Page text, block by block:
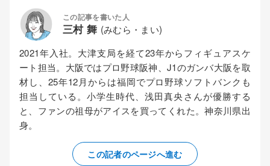
この記事を書いた人
三村 舞 (みむら・まい)
2021年入社。大津支局を経て23年からフィギュアスケ
ート担当。大阪ではプロ野球阪神、J1のガンバ大阪を取
材し、25年12月からは福岡でプロ野球ソフトバンクも
担当している。小学生時代、浅田真央さんが優勝する
と、ファンの祖母がアイスを買ってくれた。神奈川県出
身。
この記者のページへ進む